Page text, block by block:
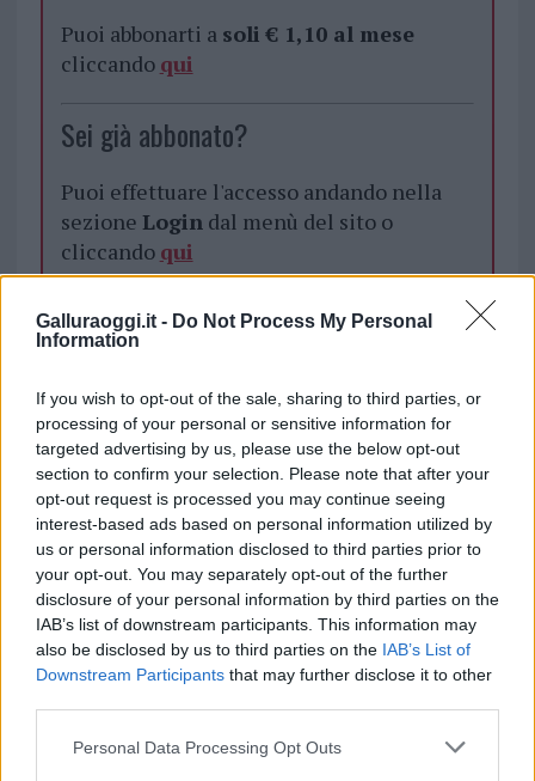
Galluraoggi.it - Do Not Process My Personal
Information
If you wish to opt-out of the sale, sharing to third parties, or
processing of your personal or sensitive information for
targeted advertising by us, please use the below opt-out
section to confirm your selection. Please note that after your
opt-out request is processed you may continue seeing
interest-based ads based on personal information utilized by
us or personal information disclosed to third parties prior to
your opt-out. You may separately opt-out of the further
disclosure of your personal information by third parties on the
IAB’s list of downstream participants. This information may
also be disclosed by us to third parties on the IAB’s List of
Downstream Participants that may further disclose it to other
Please note that this website/app uses one or more Google
Personal Data Processing Opt Outs
Puoi abbonarti a soli € 1,10 al mese
cliccando qui
Sei già abbonato?
Puoi effettuare l'accesso andando nella
sezione Logindal menù del sito o
cliccando qui
TEMI:
Golfo Aranci Volpe
Volpe Golfo Aranci
Inviaci le tue segnalazioni,
i tuoi video e le tue foto
Su WhatsApp al numero +39
345 356 7512
Notizie in tempo reale?